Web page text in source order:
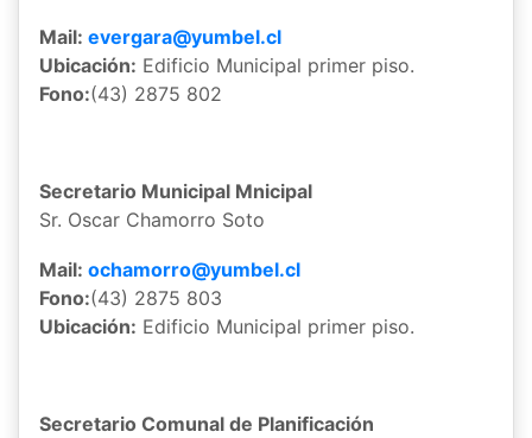
Mail: evergara@yumbel.cl
Ubicación: Edificio Municipal primer piso.
Fono:(43) 2875 802
Secretario Municipal Mnicipal
Sr. Oscar Chamorro Soto
Mail: ochamorro@yumbel.cl
Fono:(43) 2875 803
Ubicación: Edificio Municipal primer piso.
Secretario Comunal de Planificación